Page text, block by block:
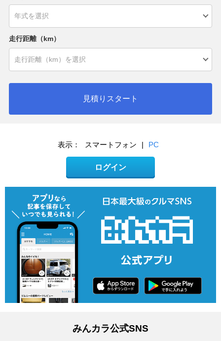
走行距離（km）
見積りスタート
表示： スマートフォン | PC
ログイン
みんカラ公式SNS